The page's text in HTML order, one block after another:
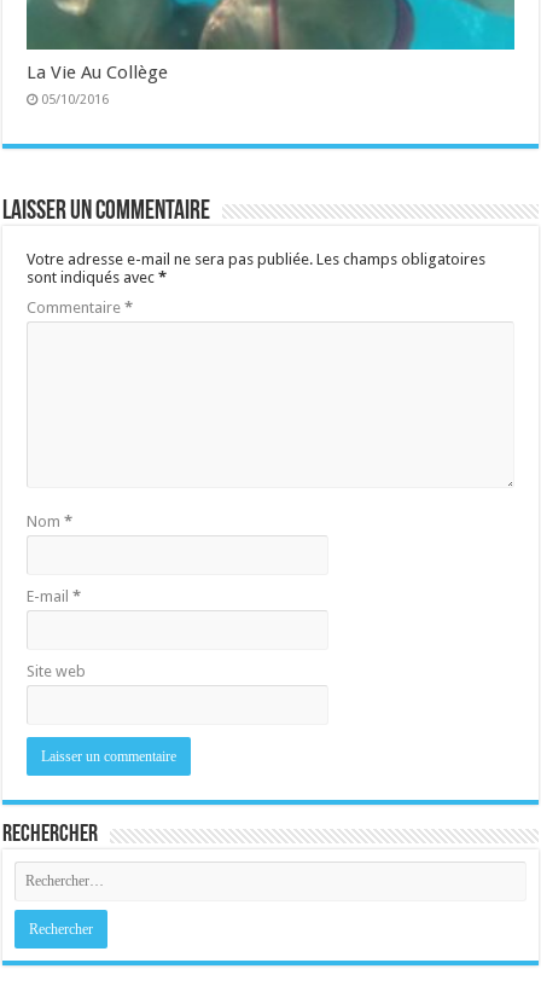
La Vie Au Collège
05/10/2016
Laisser un commentaire
Votre adresse e-mail ne sera pas publiée. Les champs obligatoires
sont indiqués avec*
Commentaire*
Nom*
E-mail*
Site web
Rechercher